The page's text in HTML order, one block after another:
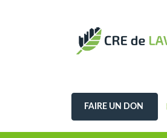
FAIRE UN DON